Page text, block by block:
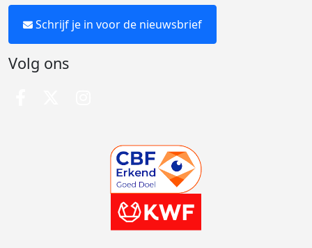
Schrijf je in voor de nieuwsbrief
Volg ons